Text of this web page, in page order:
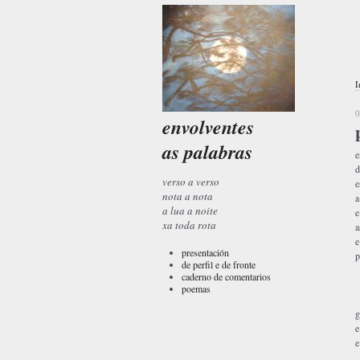
envolventes
as palabras
verso a verso
nota a nota
a lua a noite
xa toda rota
presentación
de perfil e de fronte
caderno de comentarios
poemas